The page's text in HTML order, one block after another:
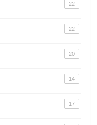
22
22
20
14
17